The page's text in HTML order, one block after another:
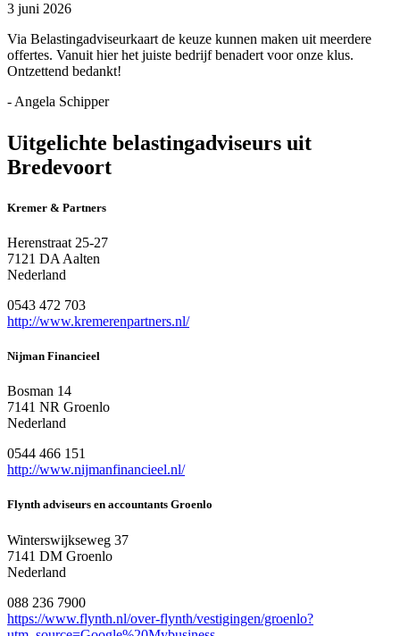
3 juni 2026
Via Belastingadviseurkaart de keuze kunnen maken uit meerdere
offertes. Vanuit hier het juiste bedrijf benadert voor onze klus.
Ontzettend bedankt!
- Angela Schipper
Uitgelichte belastingadviseurs uit
Bredevoort
Kremer & Partners
Herenstraat 25-27
7121 DA Aalten
Nederland
0543 472 703
http://www.kremerenpartners.nl/
Nijman Financieel
Bosman 14
7141 NR Groenlo
Nederland
0544 466 151
http://www.nijmanfinancieel.nl/
Flynth adviseurs en accountants Groenlo
Winterswijkseweg 37
7141 DM Groenlo
Nederland
088 236 7900
https://www.flynth.nl/over-flynth/vestigingen/groenlo?